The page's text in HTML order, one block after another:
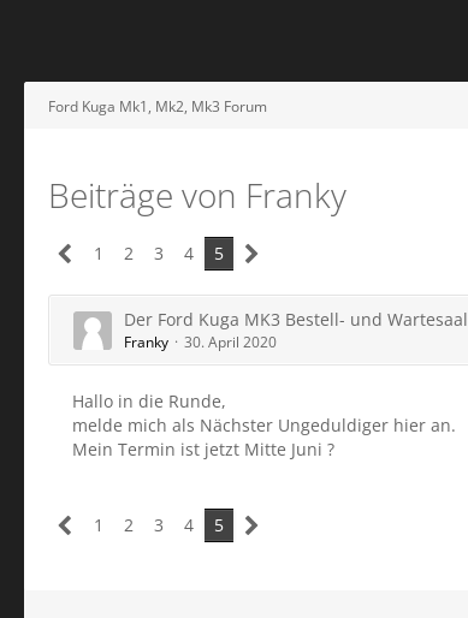
Ford Kuga Mk1, Mk2, Mk3 Forum
Beiträge von Franky
1 2 3 4 5
Der Ford Kuga MK3 Bestell- und Wartesaal
Franky 30. April 2020
Hallo in die Runde,
melde mich als Nächster Ungeduldiger hier an.
Mein Termin ist jetzt Mitte Juni ?
1 2 3 4 5